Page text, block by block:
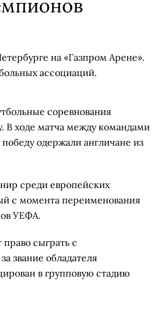
на «Газпром Арене».
ассоциаций.
соревнования
В ходе матча между командами
одержали англичане из
среди европейских
с момента переименования
УЕФА.
сыграть с
звание обладателя
в групповую стадию